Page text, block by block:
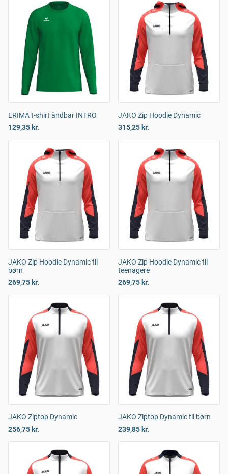
ERIMA t-shirt åndbar INTRO
129,35 kr.
JAKO Zip Hoodie Dynamic
315,25 kr.
JAKO Zip Hoodie Dynamic til
børn
269,75 kr.
JAKO Zip Hoodie Dynamic til
teenagere
269,75 kr.
JAKO Ziptop Dynamic
256,75 kr.
JAKO Ziptop Dynamic til børn
239,85 kr.